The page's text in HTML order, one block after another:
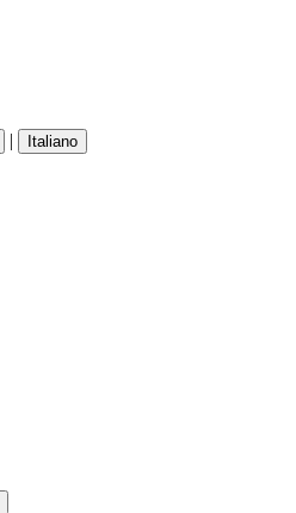
| Italiano